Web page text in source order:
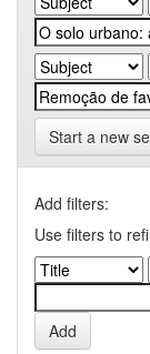
Start a new
Add filters:
Use filters to